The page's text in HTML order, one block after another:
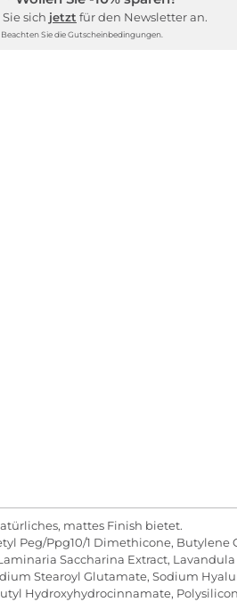
sich jetzt für den Newsletter an.
Beachten Sie die Gutscheinbedingungen.
mattes Finish bietet.
Peg/Ppg10/1 Dimethicone, Butylene
Saccharina Extract, Lavandula
Stearoyl Glutamate, Sodium
Hydroxyhydrocinnamate,